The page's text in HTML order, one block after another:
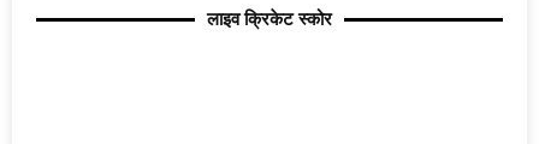
लाइव क्रिकेट स्कोर